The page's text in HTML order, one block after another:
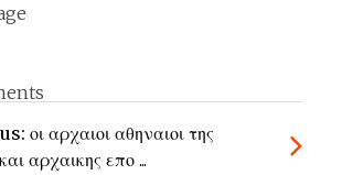
οι αρχαιοι αθηναιοι της
αρχαικης επο ...